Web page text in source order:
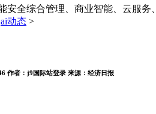
安全综合管理、商业智能、云服务
ai动态 >
作者： j9国际站登录 来源： 经济日报